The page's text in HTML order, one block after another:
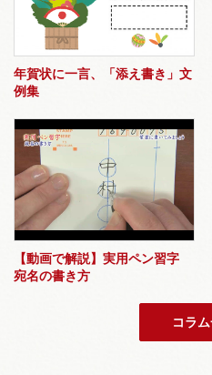
年賀状に一言、「添え書き」文
例集
【動画で解説】実用ペン習字
宛名の書き方
コラ